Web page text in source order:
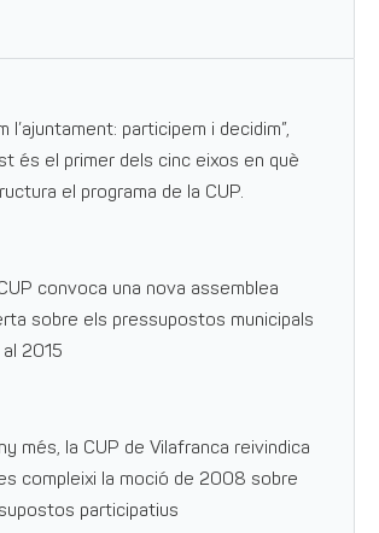
l’ajuntament: participem i decidim”,
és el primer dels cinc eixos en què
el programa de la CUP.
convoca una nova assemblea
sobre els pressupostos municipals
al 2015
més, la CUP de Vilafranca reivindica
compleixi la moció de 2008 sobre
participatius